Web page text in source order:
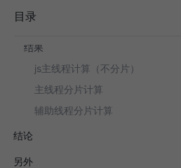
目录
结果
js主线程计算（不分片）
主线程分片计算
辅助线程分片计算
结论
另外